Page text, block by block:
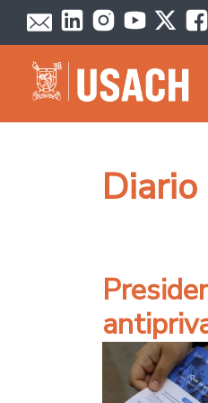
Pasar al contenido principal